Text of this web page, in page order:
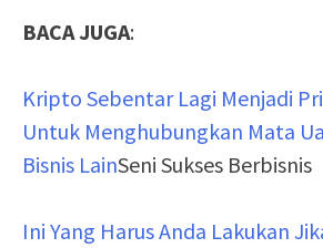
BACA JUGA:
Kripto Sebentar Lagi Menjadi
Untuk Menghubungkan Mata
Bisnis LainSeni Sukses Berbisnis
Ini Yang Harus Anda Lakukan